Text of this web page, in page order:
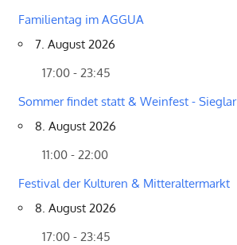
Familientag im AGGUA
7. August 2026
17:00 - 23:45
Sommer findet statt & Weinfest - Sieglar
8. August 2026
11:00 - 22:00
Festival der Kulturen & Mitteraltermarkt
8. August 2026
17:00 - 23:45